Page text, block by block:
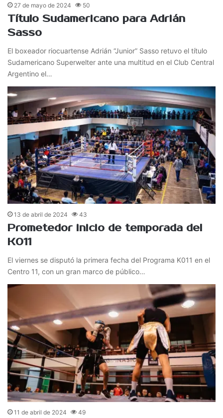
27 de mayo de 2024 50
Título Sudamericano para Adrián
Sasso
El boxeador riocuartense Adrián “Junior” Sasso retuvo el título
Sudamericano Superwelter ante una multitud en el Club Central
Argentino el…
13 de abril de 2024 43
Prometedor inicio de temporada del
K011
El viernes se disputó la primera fecha del Programa K011 en el
Centro 11, con un gran marco de público…
11 de abril de 2024 49